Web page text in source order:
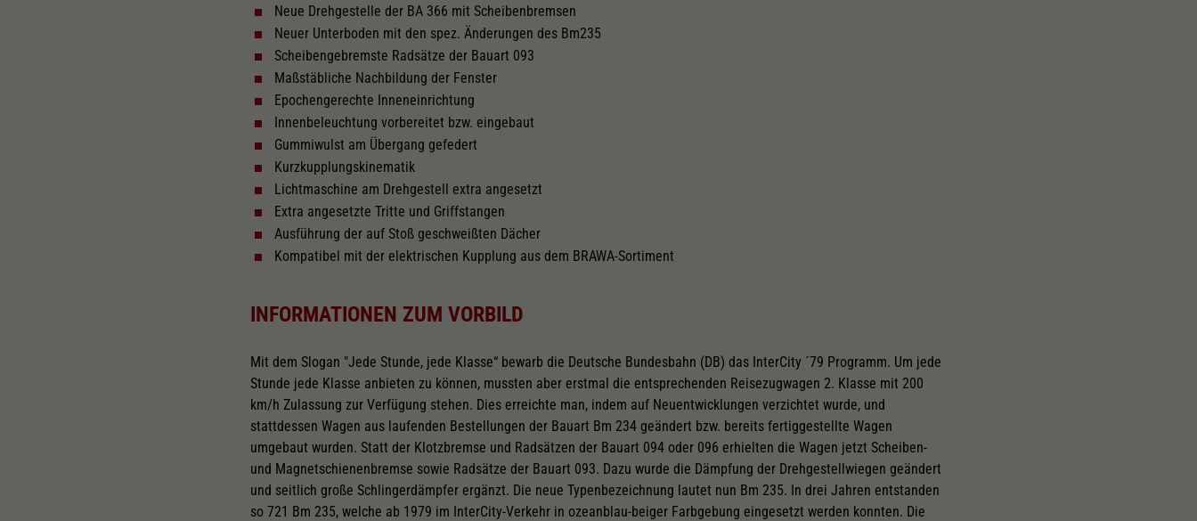
2222
Wechselstromschleifer
nachrüstbar
Neue Drehgestelle der BA 366 mit Scheibenbremsen
Neuer Unterboden mit den spez. Änderungen des Bm235
Scheibengebremste Radsätze der Bauart 093
Maßstäbliche Nachbildung der Fenster
Epochengerechte Inneneinrichtung
Innenbeleuchtung vorbereitet bzw. eingebaut
Gummiwulst am Übergang gefedert
Kurzkupplungskinematik
Lichtmaschine am Drehgestell extra angesetzt
Extra angesetzte Tritte und Griffstangen
Ausführung der auf Stoß geschweißten Dächer
Kompatibel mit der elektrischen Kupplung aus dem BRAWA-Sortiment
INFORMATIONEN ZUM VORBILD
Mit dem Slogan "Jede Stunde, jede Klasse“ bewarb die Deutsche Bundesbahn (DB) das InterCity ´79 Programm. Um jede
Stunde jede Klasse anbieten zu können, mussten aber erstmal die entsprechenden Reisezugwagen 2. Klasse mit 200
km/h Zulassung zur Verfügung stehen. Dies erreichte man, indem auf Neuentwicklungen verzichtet wurde, und
stattdessen Wagen aus laufenden Bestellungen der Bauart Bm 234 geändert bzw. bereits fertiggestellte Wagen
umgebaut wurden. Statt der Klotzbremse und Radsätzen der Bauart 094 oder 096 erhielten die Wagen jetzt Scheiben-
und Magnetschienenbremse sowie Radsätze der Bauart 093. Dazu wurde die Dämpfung der Drehgestellwiegen geändert
und seitlich große Schlingerdämpfer ergänzt. Die neue Typenbezeichnung lautet nun Bm 235. In drei Jahren entstanden
so 721 Bm 235, welche ab 1979 im InterCity-Verkehr in ozeanblau-beiger Farbgebung eingesetzt werden konnten. Die